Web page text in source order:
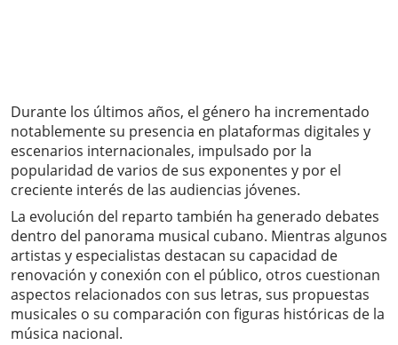
Durante los últimos años, el género ha incrementado
notablemente su presencia en plataformas digitales y
escenarios internacionales, impulsado por la
popularidad de varios de sus exponentes y por el
creciente interés de las audiencias jóvenes.
La evolución del reparto también ha generado debates
dentro del panorama musical cubano. Mientras algunos
artistas y especialistas destacan su capacidad de
renovación y conexión con el público, otros cuestionan
aspectos relacionados con sus letras, sus propuestas
musicales o su comparación con figuras históricas de la
música nacional.